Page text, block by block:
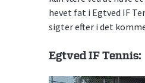
hevet fat i Egtved IF
sigter efter i det
Egtved IF Tennis: